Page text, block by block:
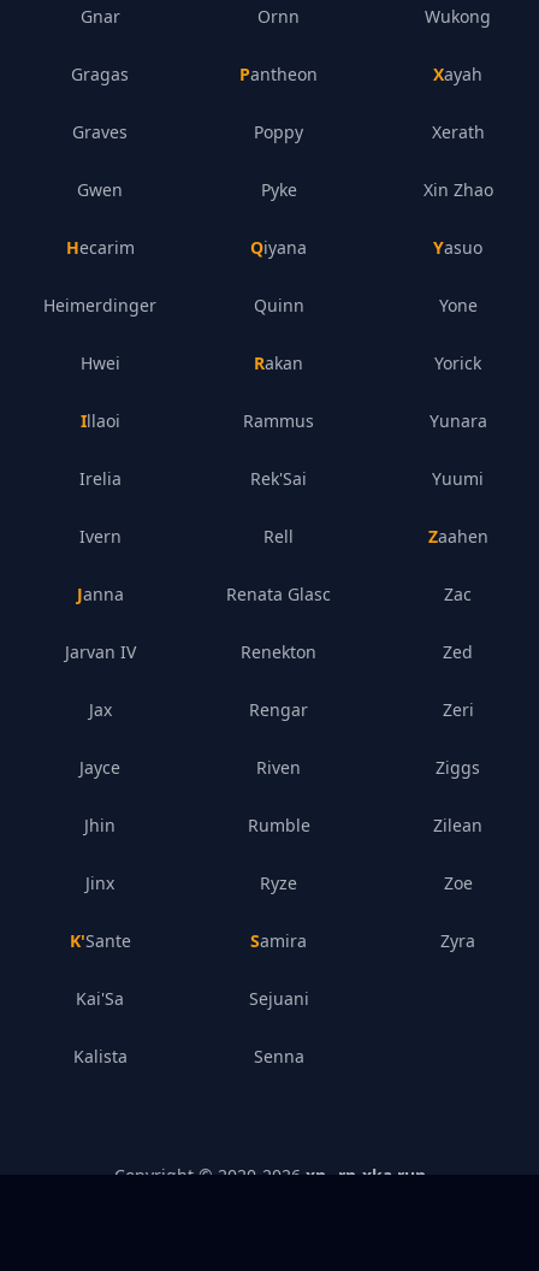
Gnar
Gragas
Graves
Gwen
Hecarim
Heimerdinger
Hwei
Illaoi
Irelia
Ivern
Janna
Jarvan IV
Jax
Jayce
Jhin
Jinx
K'Sante
Kai'Sa
Kalista
Ornn
Pantheon
Poppy
Pyke
Qiyana
Quinn
Rakan
Rammus
Rek'Sai
Rell
Renata Glasc
Renekton
Rengar
Riven
Rumble
Ryze
Samira
Sejuani
Senna
Wukong
Xayah
Xerath
Xin Zhao
Yasuo
Yone
Yorick
Yunara
Yuumi
Zaahen
Zac
Zed
Zeri
Ziggs
Zilean
Zoe
Zyra
Copyright © 2020- 2026 xn--rn-xka.run